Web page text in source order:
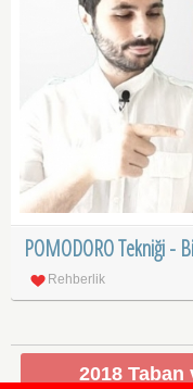
POMODORO Tekniği -
Rehberlik
2018 Taban